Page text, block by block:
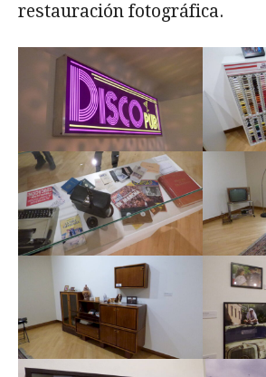
restauración fotográfica.